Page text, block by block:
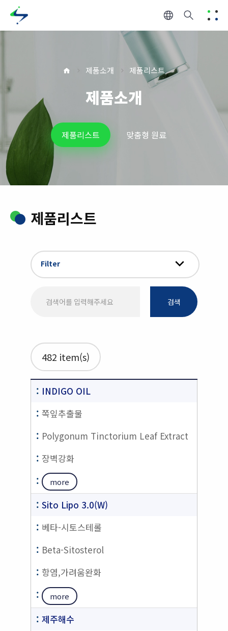
제품소개 제품리스트
제품소개
제품리스트 맞춤형 원료
제품리스트
Filter
검색
482 item(s)
INDIGO OIL
쪽잎추출물
Polygonum Tinctorium Leaf Extract
장벽강화
more
Sito Lipo 3.0(W)
베타-시토스테롤
Beta-Sitosterol
항염,가려움완화
more
제주해수